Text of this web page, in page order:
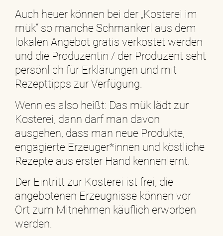
Auch heuer können bei der „Kosterei im
mük“ so manche Schmankerl aus dem
lokalen Angebot gratis verkostet werden
und die Produzentin / der Produzent seht
persönlich für Erklärungen und mit
Rezepttipps zur Verfügung.
Wenn es also heißt: Das mük lädt zur
Kosterei, dann darf man davon
ausgehen, dass man neue Produkte,
engagierte Erzeuger*innen und köstliche
Rezepte aus erster Hand kennenlernt.
Der Eintritt zur Kosterei ist frei, die
angebotenen Erzeugnisse können vor
Ort zum Mitnehmen käuflich erworben
werden.